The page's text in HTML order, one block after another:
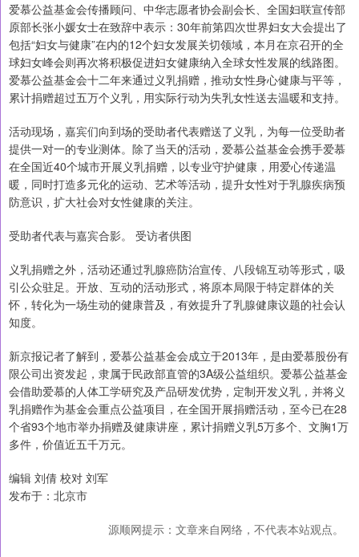
爱慕公益基金会传播顾问、中华志愿者协会副会长、全国妇联宣传部
原部长张小媛女士在致辞中表示：30年前第四次世界妇女大会提出了
包括“妇女与健康”在内的12个妇女发展关切领域，本月在京召开的全
球妇女峰会则再次将积极促进妇女健康纳入全球女性发展的线路图。
爱慕公益基金会十二年来通过义乳捐赠，推动女性身心健康与平等，
累计捐赠超过五万个义乳，用实际行动为失乳女性送去温暖和支持。
活动现场，嘉宾们向到场的受助者代表赠送了义乳，为每一位受助者
提供一对一的专业测体。除了当天的活动，爱慕公益基金会携手爱慕
在全国近40个城市开展义乳捐赠，以专业守护健康，用爱心传递温
暖，同时打造多元化的运动、艺术等活动，提升女性对于乳腺疾病预
防意识，扩大社会对女性健康的关注。
受助者代表与嘉宾合影。 受访者供图
义乳捐赠之外，活动还通过乳腺癌防治宣传、八段锦互动等形式，吸
引公众驻足。开放、互动的活动形式，将原本局限于特定群体的关
怀，转化为一场生动的健康普及，有效提升了乳腺健康议题的社会认
知度。
新京报记者了解到，爱慕公益基金会成立于2013年，是由爱慕股份有
限公司出资发起，隶属于民政部直管的3A级公益组织。爱慕公益基金
会借助爱慕的人体工学研究及产品研发优势，定制开发义乳，并将义
乳捐赠作为基金会重点公益项目，在全国开展捐赠活动，至今已在28
个省93个地市举办捐赠及健康讲座，累计捐赠义乳5万多个、文胸1万
多件，价值近五千万元。
编辑 刘倩 校对 刘军
发布于：北京市
源顺网提示：文章来自网络，不代表本站观点。